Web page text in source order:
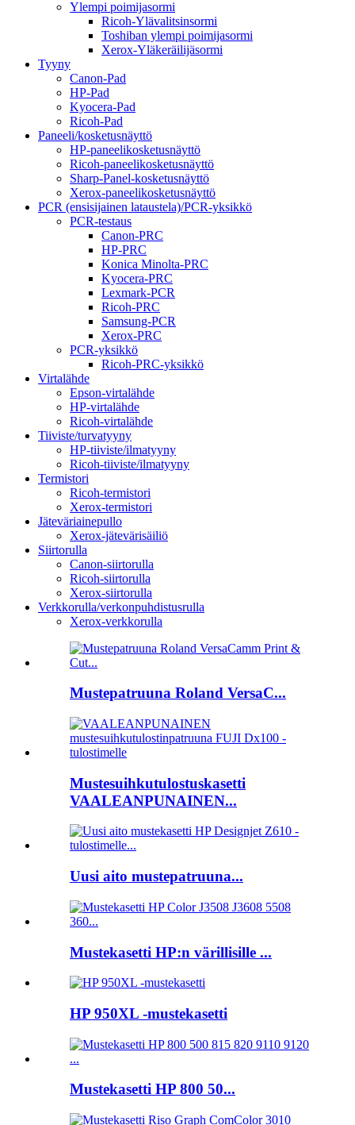
Ylempi poimijasormi
Ricoh-Ylävalitsinsormi
Toshiban ylempi poimijasormi
Xerox-Yläkeräilijäsormi
Tyyny
Canon-Pad
HP-Pad
Kyocera-Pad
Ricoh-Pad
Paneeli/kosketusnäyttö
HP-paneelikosketusnäyttö
Ricoh-paneelikosketusnäyttö
Sharp-Panel-kosketusnäyttö
Xerox-paneelikosketusnäyttö
PCR (ensisijainen lataustela)/PCR-yksikkö
PCR-testaus
Canon-PRC
HP-PRC
Konica Minolta-PRC
Kyocera-PRC
Lexmark-PCR
Ricoh-PRC
Samsung-PCR
Xerox-PRC
PCR-yksikkö
Ricoh-PRC-yksikkö
Virtalähde
Epson-virtalähde
HP-virtalähde
Ricoh-virtalähde
Tiiviste/turvatyyny
HP-tiiviste/ilmatyyny
Ricoh-tiiviste/ilmatyyny
Termistori
Ricoh-termistori
Xerox-termistori
Jäteväriainepullo
Xerox-jätevärisäiliö
Siirtorulla
Canon-siirtorulla
Ricoh-siirtorulla
Xerox-siirtorulla
Verkkorulla/verkonpuhdistusrulla
Xerox-verkkorulla
Mustepatruuna Roland VersaC...
Mustesuihkutulostuskasetti
VAALEANPUNAINEN...
Uusi aito mustepatruuna...
Mustekasetti HP:n värillisille ...
HP 950XL -mustekasetti
Mustekasetti HP 800 50...